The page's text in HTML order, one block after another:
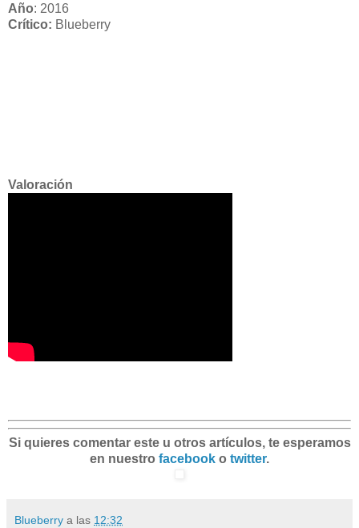
Año: 2016
Crítico: Blueberry
Valoración
Si quieres comentar este u otros artículos, te esperamos
en nuestro facebook o twitter.
Blueberry a las 12:32